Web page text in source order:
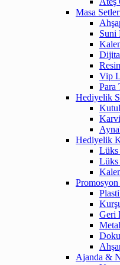
Masa
Suni
Vip
Para
Hediyelik
Hediyelik
Lüks
Lüks
Geri
Ajanda &